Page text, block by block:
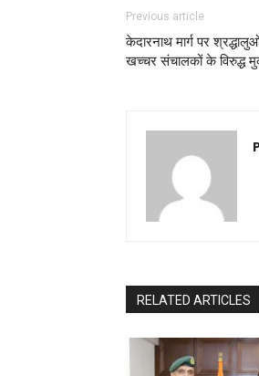
Previous article
केदारनाथ मार्ग पर
खच्चर संचालकों के विरुद्ध
RELATED ARTICLES